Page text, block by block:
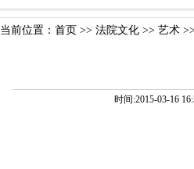
当前位置： 首页 >> 法院文化 >> 艺术
时间:2015-03-16